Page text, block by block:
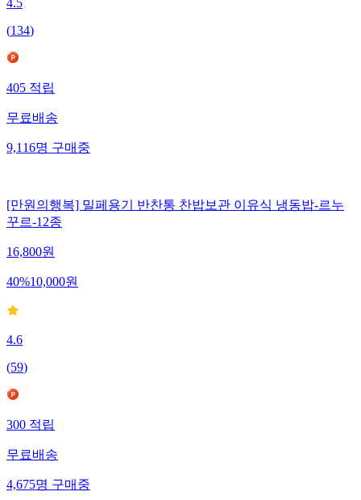
4.5
(134)
405적립
무료배송
9,116명구매중
[만원의행복] 밀페용기 반찬통 찬밥보관 이유식 냉동밥-르누
꾸르-12종
16,800원
40%10,000원
4.6
(59)
300적립
무료배송
4,675명구매중